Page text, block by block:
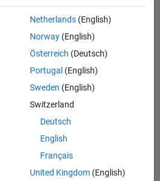
Netherlands(English)
Norway(English)
Österreich (Deutsch)
Portugal (English)
Sweden (English)
Switzerland
Deutsch
English
Français
United Kingdom(English)